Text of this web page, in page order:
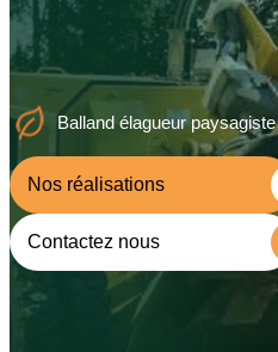
Balland élagueur paysagiste
Nos réalisations
Contactez nous